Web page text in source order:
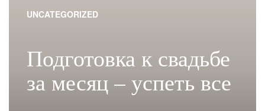
UNCATEGORIZED
Подготовка к свадьбе
за месяц – успеть все